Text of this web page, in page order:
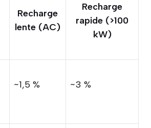
Recharge
lente (AC)
Recharge
rapide (>100
kW)
~1,5 % ~3 %